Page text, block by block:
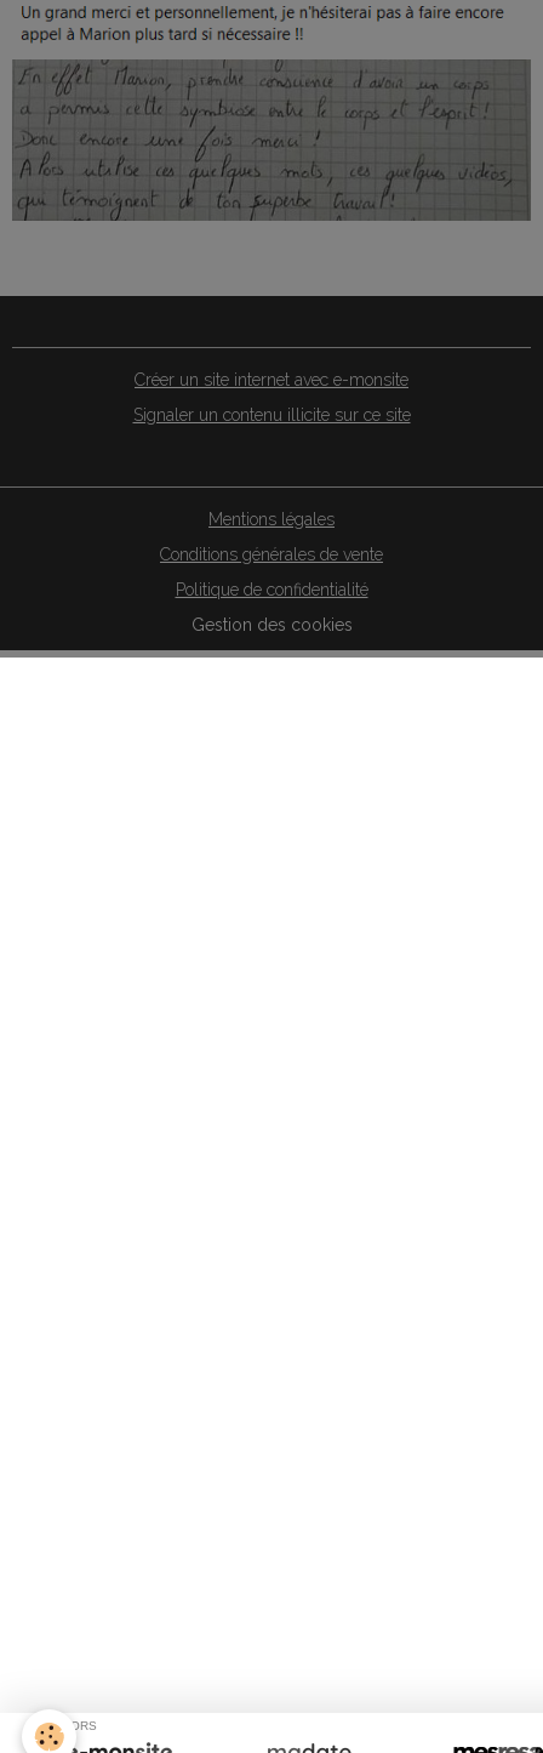
Créer un site internet avec e-monsite
Signaler un contenu illicite sur ce site
Mentions légales
Conditions générales de vente
Politique de confidentialité
Gestion des cookies
SPONSORS